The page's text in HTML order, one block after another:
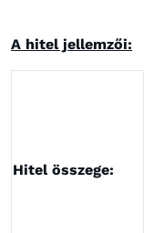
A hitel jellemzői:
Hitel összege: